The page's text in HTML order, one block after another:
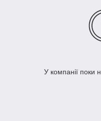
У компанії поки